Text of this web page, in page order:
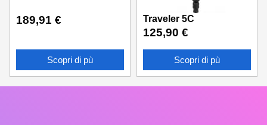
189,91 €
Scopri di pù
Traveler 5C
125,90 €
Scopri di pù